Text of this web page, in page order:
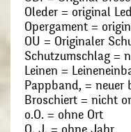
Oleder = original
Opergament =
OU = Originaler
Schutzumschlag =
Leinen =
Pappband, = neuer
Broschiert = nicht
o.O. = ohne Ort